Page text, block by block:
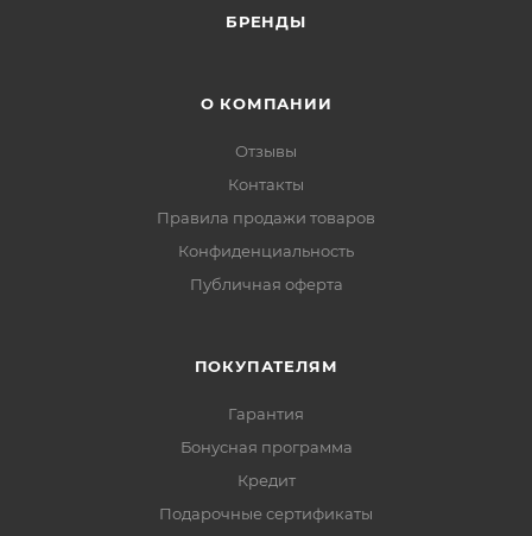
БРЕНДЫ
О КОМПАНИИ
Отзывы
Контакты
Правила продажи товаров
Конфиденциальность
Публичная оферта
ПОКУПАТЕЛЯМ
Гарантия
Бонусная программа
Кредит
Подарочные сертификаты